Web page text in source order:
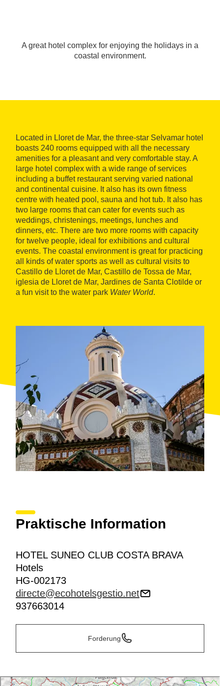
A great hotel complex for enjoying the holidays in a
coastal environment.
Located in Lloret de Mar, the three-star Selvamar hotel
boasts 240 rooms equipped with all the necessary
amenities for a pleasant and very comfortable stay. A
large hotel complex with a wide range of services
including a buffet restaurant serving varied national
and continental cuisine. It also has its own fitness
centre with heated pool, sauna and hot tub. It also has
two large rooms that can cater for events such as
weddings, christenings, meetings, lunches and
dinners, etc. There are two more rooms with capacity
for twelve people, ideal for exhibitions and cultural
events. The coastal environment is great for practicing
all kinds of water sports as well as cultural visits to
Castillo de Lloret de Mar, Castillo de Tossa de Mar,
iglesia de Lloret de Mar, Jardines de Santa Clotilde or
a fun visit to the water park Water World.
Praktische Information
HOTEL SUNEO CLUB COSTA BRAVA
Hotels
HG-002173
directe@ecohotelsgestio.net
937663014
Forderung